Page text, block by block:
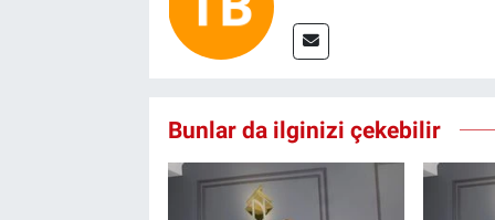
Bunlar da ilginizi çekebilir